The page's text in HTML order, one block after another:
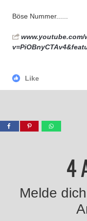
Böse Nummer......
www.youtube.com/
Like
4
Melde